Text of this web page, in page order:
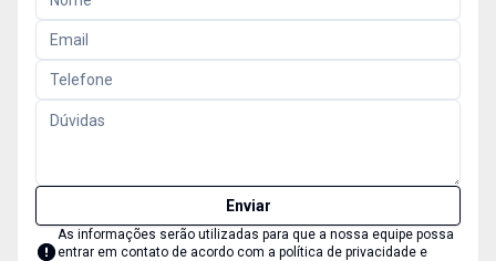
Enviar
As informações serão utilizadas para que a nossa equipe possa
entrar em contato de acordo com a política de privacidade e